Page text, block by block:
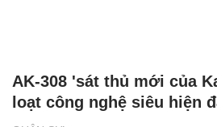
AK-308 'sát thủ mới của
loạt công nghệ siêu hiện